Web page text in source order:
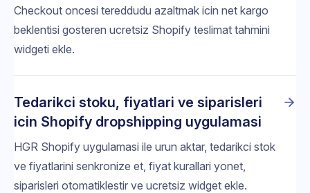
Checkout oncesi tereddudu azaltmak icin net kargo
beklentisi gosteren ucretsiz Shopify teslimat tahmini
widgeti ekle.
Tedarikci stoku, fiyatlari ve siparisleri
icin Shopify dropshipping uygulamasi
HGR Shopify uygulamasi ile urun aktar, tedarikci stok
ve fiyatlarini senkronize et, fiyat kurallari yonet,
siparisleri otomatiklestir ve ucretsiz widget ekle.